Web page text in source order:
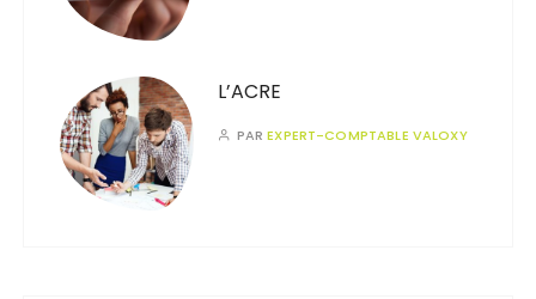
L’ACRE
PAREXPERT-COMPTABLE VALOXY